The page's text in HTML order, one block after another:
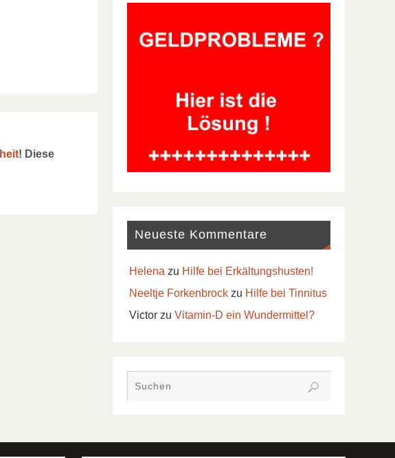
! Diese
Neueste Kommentare
Helena zu Hilfe bei Erkältungshusten!
Neeltje Forkenbrockzu Hilfe bei Tinnitus
Victorzu Vitamin-D ein Wundermittel?